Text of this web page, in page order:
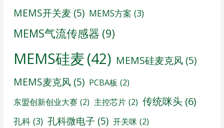
MEMS开关麦 (5) MEMS方案 (3)
MEMS气流传感器 (9)
MEMS硅麦(42) MEMS硅麦克风 (5)
MEMS麦克风 (5) PCBA板 (2)
东盟创新创业大赛 (2) 主控芯片 (2) 传统咪头 (6)
孔科 (3) 孔科微电子 (5) 开关咪 (2)